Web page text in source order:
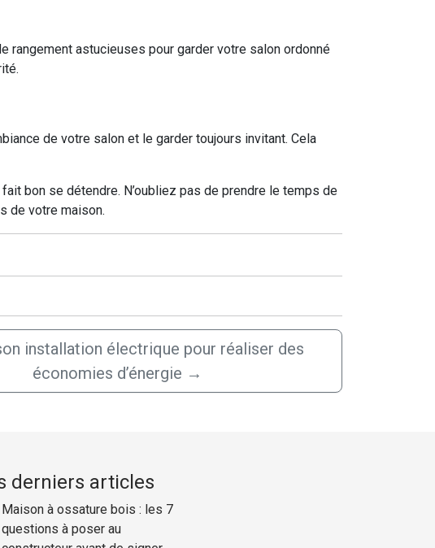
rangement astucieuses pour garder votre salon ordonné
de votre salon et le garder toujours invitant. Cela
bon se détendre. N’oubliez pas de prendre le temps de
de votre maison.
installation électrique pour réaliser des
économies d’énergie →
derniers articles
Maison à ossature bois : les 7
questions à poser au